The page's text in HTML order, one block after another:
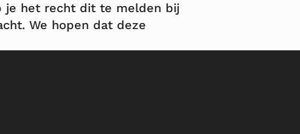
je het recht dit te melden bij
We hopen dat deze